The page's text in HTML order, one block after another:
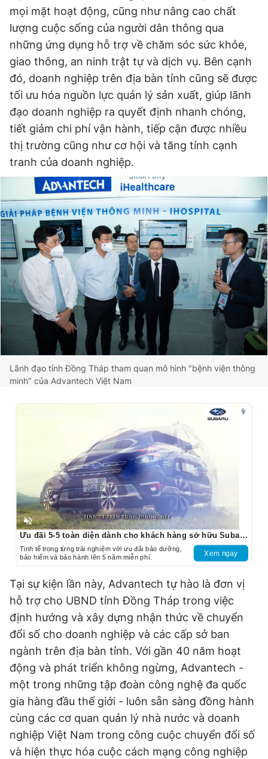
mọi mặt hoạt động, cũng như nâng cao chất
lượng cuộc sống của người dân thông qua
những ứng dụng hỗ trợ về chăm sóc sức khỏe,
giao thông, an ninh trật tự và dịch vụ. Bên cạnh
đó, doanh nghiệp trên địa bàn tỉnh cũng sẽ được
tối ưu hóa nguồn lực quản lý sản xuất, giúp lãnh
đạo doanh nghiệp ra quyết định nhanh chóng,
tiết giảm chi phí vận hành, tiếp cận được nhiều
thị trường cũng như cơ hội và tăng tính cạnh
tranh của doanh nghiệp.
Lãnh đạo tỉnh Đồng Tháp tham quan mô hình "bệnh viện thông
minh" của Advantech Việt Nam
Unmute
Ưu đãi 5-5 toàn diện dành cho khách hàng sở hữu Subaru Outback
Tinh tế trong từng trải nghiệm với ưu đãi bảo dưỡng,
bảo hiểm và bảo hành lên 5 năm miễn phí.
Xem ngay
Tại sự kiện lần này, Advantech tự hào là đơn vị
hỗ trợ cho UBND tỉnh Đồng Tháp trong việc
định hướng và xây dựng nhận thức về chuyển
đổi số cho doanh nghiệp và các cấp sở ban
ngành trên địa bàn tỉnh. Với gần 40 năm hoạt
động và phát triển không ngừng, Advantech -
một trong những tập đoàn công nghệ đa quốc
gia hàng đầu thế giới - luôn sẵn sàng đồng hành
cùng các cơ quan quản lý nhà nước và doanh
nghiệp Việt Nam trong công cuộc chuyển đổi số
và hiện thực hóa cuộc cách mạng công nghiệp